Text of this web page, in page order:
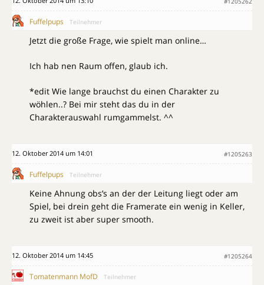
Fuffelpups Teilnehmer
Jetzt die große Frage, wie spielt man online…
Ich hab nen Raum offen, glaub ich.
*edit Wie lange brauchst du einen Charakter zu
wöhlen..? Bei mir steht das du in der
Charakterauswahl rumgammelst. ^^
12. Oktober 2014 um 14:01 #1205263
Fuffelpups Teilnehmer
Keine Ahnung obs’s an der der Leitung liegt oder am
Spiel, bei drein geht die Framerate ein wenig in Keller,
zu zweit ist aber super smooth.
12. Oktober 2014 um 14:45 #1205264
Tomatenmann MofD Teilnehmer